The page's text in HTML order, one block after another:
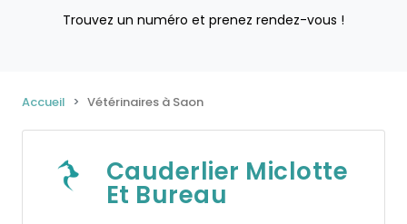
Trouvez un numéro et prenez rendez-vous !
Accueil Vétérinaires à Saon
Cauderlier Miclotte
Et Bureau